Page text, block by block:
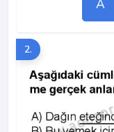
A
2.